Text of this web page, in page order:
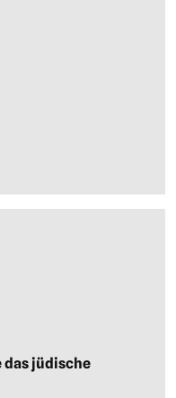
das jüdische